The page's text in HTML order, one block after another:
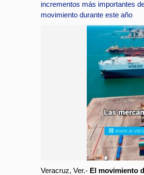
incrementos más importantes
movimiento durante este año
Veracruz, Ver.- El movimiento